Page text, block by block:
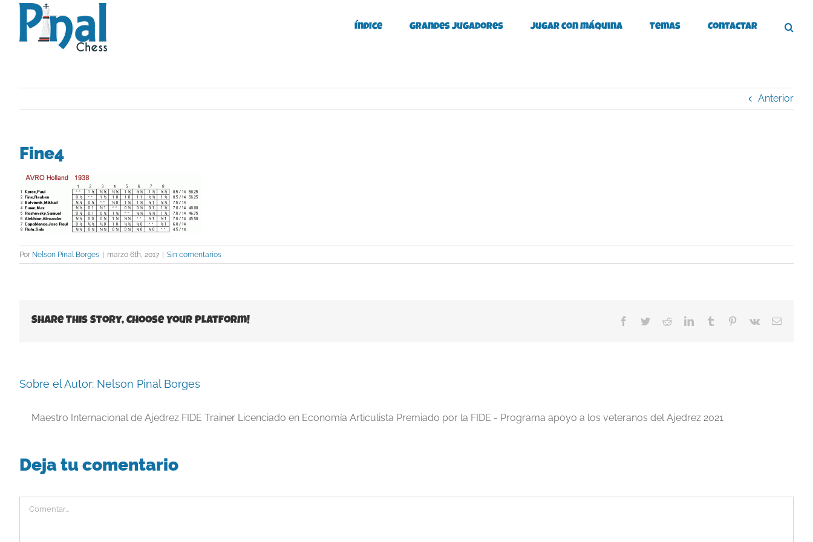
Saltar
contenido
Índice Grandes Jugadores Jugar con máquina Temas Contactar
Anterior
Fine4
Por Nelson Pinal Borges | marzo 6th, 2017 | Sin comentarios
Share This Story, Choose Your Platform! Facebook
TwitterRedditLinkedInTumblr Pinterest
Vk
Correo
Sobre el Autor: Nelson Pinal Borges
Maestro Internacional de Ajedrez FIDE Trainer Licenciado en Economía Articulista Premiado por la FIDE - Programa apoyo a los veteranos del Ajedrez 2021
Deja tu comentario